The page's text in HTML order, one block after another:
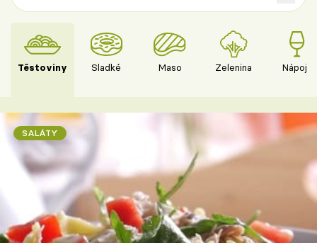
Těstoviny Sladké Maso Zelenina Nápoje
SALÁTY